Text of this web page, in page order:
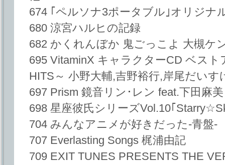
674 ｢ペルソナ3ポータブル｣オリジナ
680 涼宮ハルヒの記録
682 かくれんぼか 鬼ごっこよ 大槻ケ
695 VitaminX キャラクターCD ベスト
HITS～ 小野大輔,吉野裕行,岸尾だいす
697 Prism 鏡音リン･レン feat.下田麻美
698 星座彼氏シリーズVol.10｢
704 みんなアニメが好きだった-青盤-
707 Everlasting Songs 梶浦由記
709 EXIT TUNES PRESENTS THE